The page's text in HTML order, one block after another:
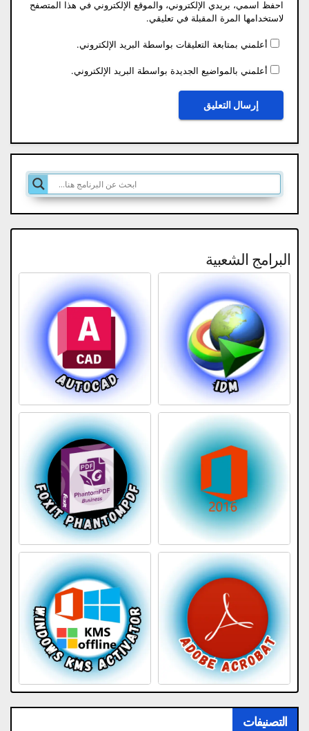
احفظ اسمي، بريدي الإلكتروني، والموقع الإلكتروني في هذا المتصفح
لاستخدامها المرة المقبلة في تعليقي.
أعلمني بمتابعة التعليقات بواسطة البريد الإلكتروني.
أعلمني بالمواضيع الجديدة بواسطة البريد الإلكتروني.
البرامج الشعبية
التصنيفات